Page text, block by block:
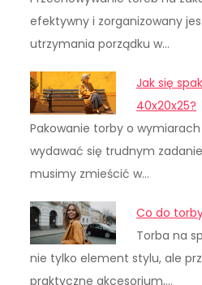
efektywny i zorganizowany
utrzymania porządku w…
Jak się
40x20x25?
Pakowanie torby o
wydawać się trudnym
musimy zmieścić w…
Co do
Torba na
nie tylko element stylu, ale
praktyczne akcesorium,…